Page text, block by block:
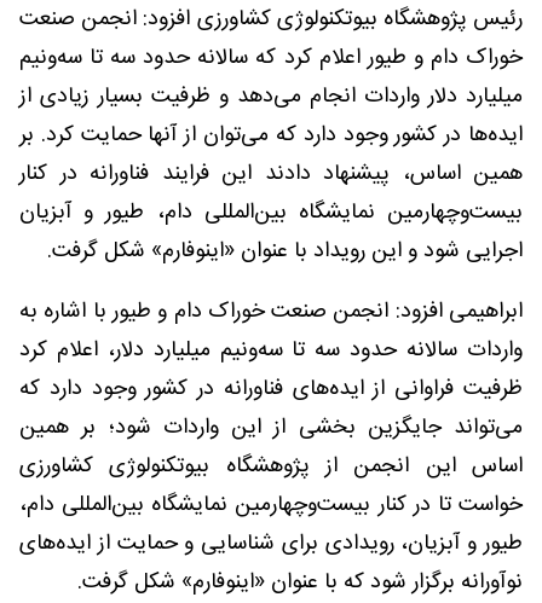
رئیس پژوهشگاه بیوتکنولوژی کشاورزی افزود: انجمن صنعت
خوراک دام و طیور اعلام کرد که سالانه حدود سه تا سه‌ونیم
میلیارد دلار واردات انجام می‌دهد و ظرفیت بسیار زیادی از
ایده‌ها در کشور وجود دارد که می‌توان از آنها حمایت کرد. بر
همین اساس، پیشنهاد دادند این فرایند فناورانه در کنار
بیست‌وچهارمین نمایشگاه بین‌المللی دام، طیور و آبزیان
اجرایی شود و این رویداد با عنوان «اینوفارم» شکل گرفت.
ابراهیمی افزود: انجمن صنعت خوراک دام و طیور با اشاره به
واردات سالانه حدود سه تا سه‌ونیم میلیارد دلار، اعلام کرد
ظرفیت فراوانی از ایده‌های فناورانه در کشور وجود دارد که
می‌تواند جایگزین بخشی از این واردات شود؛ بر همین
اساس این انجمن از پژوهشگاه بیوتکنولوژی کشاورزی
خواست تا در کنار بیست‌وچهارمین نمایشگاه بین‌المللی دام،
طیور و آبزیان، رویدادی برای شناسایی و حمایت از ایده‌های
نوآورانه برگزار شود که با عنوان «اینوفارم» شکل گرفت.